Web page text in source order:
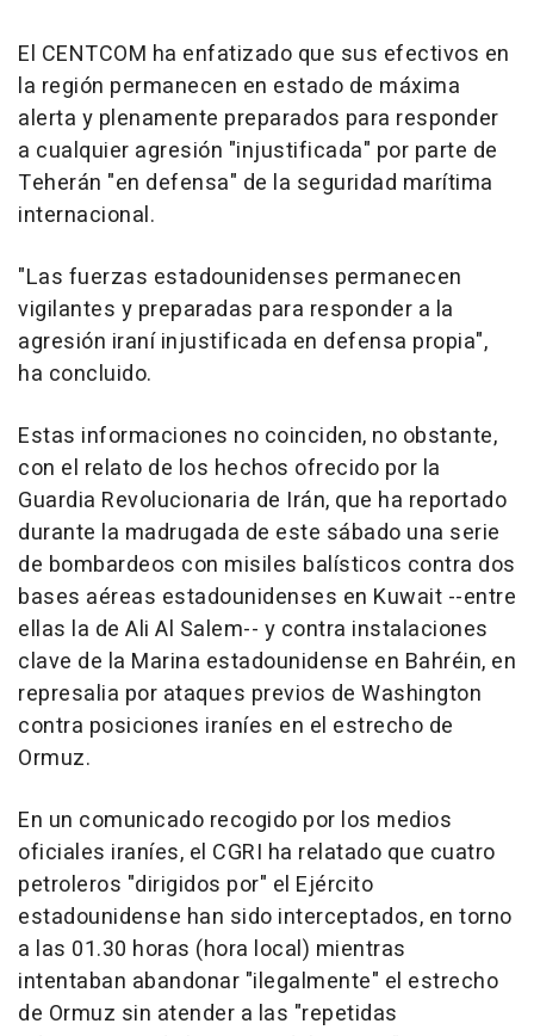
El CENTCOM ha enfatizado que sus efectivos en
la región permanecen en estado de máxima
alerta y plenamente preparados para responder
a cualquier agresión "injustificada" por parte de
Teherán "en defensa" de la seguridad marítima
internacional.
"Las fuerzas estadounidenses permanecen
vigilantes y preparadas para responder a la
agresión iraní injustificada en defensa propia",
ha concluido.
Estas informaciones no coinciden, no obstante,
con el relato de los hechos ofrecido por la
Guardia Revolucionaria de Irán, que ha reportado
durante la madrugada de este sábado una serie
de bombardeos con misiles balísticos contra dos
bases aéreas estadounidenses en Kuwait --entre
ellas la de Ali Al Salem-- y contra instalaciones
clave de la Marina estadounidense en Bahréin, en
represalia por ataques previos de Washington
contra posiciones iraníes en el estrecho de
Ormuz.
En un comunicado recogido por los medios
oficiales iraníes, el CGRI ha relatado que cuatro
petroleros "dirigidos por" el Ejército
estadounidense han sido interceptados, en torno
a las 01.30 horas (hora local) mientras
intentaban abandonar "ilegalmente" el estrecho
de Ormuz sin atender a las "repetidas